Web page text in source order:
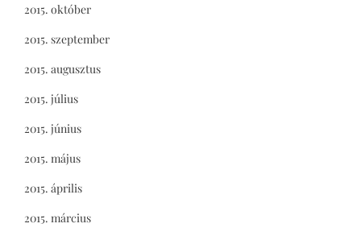
2015. október
2015. szeptember
2015. augusztus
2015. július
2015. június
2015. május
2015. április
2015. március